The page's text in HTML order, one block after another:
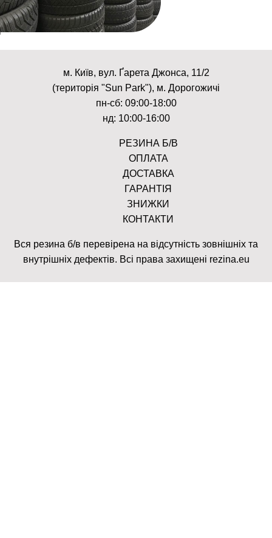
м. Київ, вул. Ґарета Джонса, 11/2
(територія "Sun Park"), м. Дорогожичі
пн-сб: 09:00-18:00
нд: 10:00-16:00
РЕЗИНА Б/В
ОПЛАТА
ДОСТАВКА
ГАРАНТІЯ
ЗНИЖКИ
КОНТАКТИ
Вся резина б/в перевірена на відсутність зовнішніх та
внутрішніх дефектів. Всі права захищені rezina.eu